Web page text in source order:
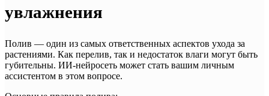
увлажнения
Полив — один из самых ответственных аспектов ухода за
растениями. Как перелив, так и недостаток влаги могут быть
губительны. ИИ-нейросеть может стать вашим личным
ассистентом в этом вопросе.